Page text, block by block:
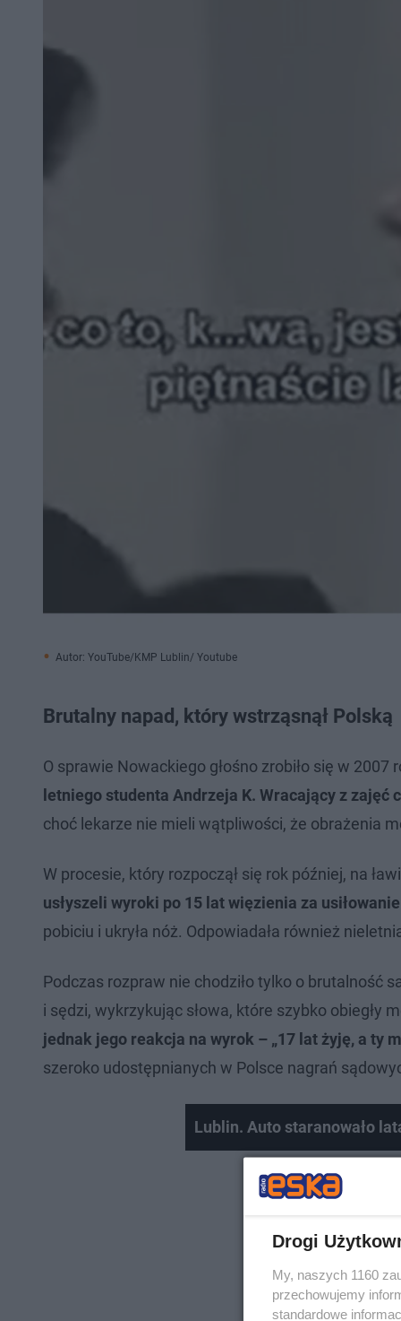
Autor: YouTube/KMP Lublin/ Youtube
Brutalny napad, który wstrząsnął Polską
O sprawie Nowackiego głośno zrobiło się w 2007
letniego studenta Andrzeja K. Wracający z zajęć
choć lekarze nie mieli wątpliwości, że obrażenia
W procesie, który rozpoczął się rok później, na
usłyszeli wyroki po 15 lat więzienia za
pobiciu i ukryła nóż. Odpowiadała również
Podczas rozpraw nie chodziło tylko o brutalność
i sędzi, wykrzykując słowa, które szybko obiegły
jednak jego reakcja na wyrok – „17 lat żyję, a ty
szeroko udostępnianych w Polsce nagrań
Lublin. Auto staranowało
Drogi
My, naszych 1160
przechowujemy
standardowe